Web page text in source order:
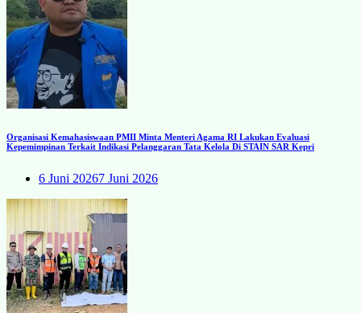
Organisasi Kemahasiswaan PMII Minta Menteri Agama RI Lakukan Evaluasi
Kepemimpinan Terkait Indikasi Pelanggaran Tata Kelola Di STAIN SAR Kepri
6 Juni 20267 Juni 2026